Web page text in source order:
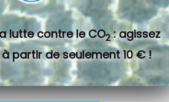
lutte contre le CO2 : agissez
partir de seulement 10 € !